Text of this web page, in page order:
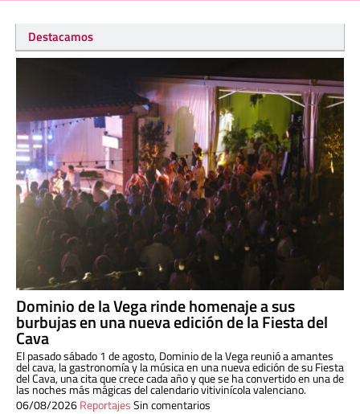
Destacamos
Dominio de la Vega rinde homenaje a sus
burbujas en una nueva edición de la Fiesta del
Cava
El pasado sábado 1 de agosto, Dominio de la Vega reunió a amantes
del cava, la gastronomía y la música en una nueva edición de su Fiesta
del Cava, una cita que crece cada año y que se ha convertido en una de
las noches más mágicas del calendario vitivinícola valenciano.
06/08/2026ReportajesSin comentarios